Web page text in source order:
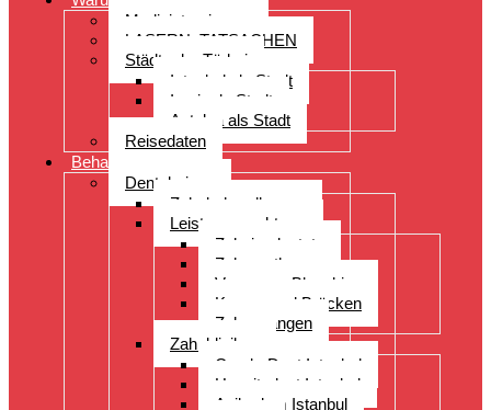
Medizintourismus
LASERN: TATSACHEN
Städte der Türkei
Istanbul als Stadt
Izmir als Stadt
Antalya als Stadt
Reisedaten
Behandlungen
Dentalreisen
Zahnbehandlungen
Leistungsspektrum
Zahnimplantate
Zahnprothesen
Veneers – Bleaching
Kronen und Brücken
Zahnspangen
Zahnkliniken
CenderDent Istanbul
Hospitadent Istanbul
Acibadem Istanbul